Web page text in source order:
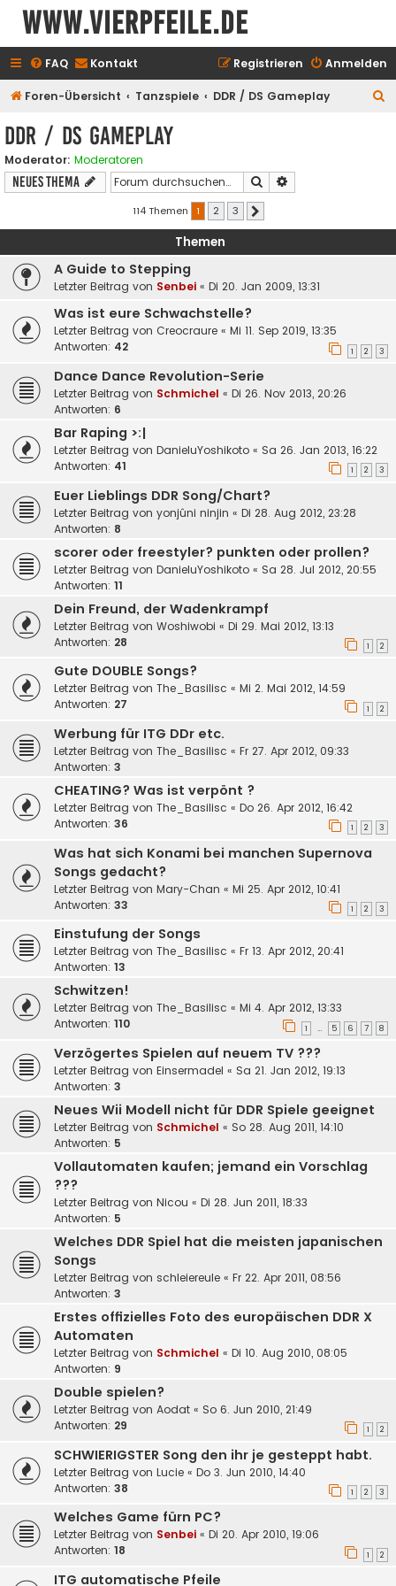
www.vierpfeile.de
FAQ Kontakt Anmelden
Registrieren
Foren-Übersicht Tanzspiele DDR / DS Gameplay
DDR / DS Gameplay
Moderator: Moderatoren
Neues Thema Suche
114 Themen 1 2 3
Themen
A Guide to Stepping
Letzter Beitrag von Senbei « Di 20. Jan 2009, 13:31
Was ist eure Schwachstelle?
Letzter Beitrag von Creocraure « Mi 11. Sep 2019, 13:35
Antworten: 42 1 2 3
Dance Dance Revolution-Serie
Letzter Beitrag von Schmichel « Di 26. Nov 2013, 20:26
Antworten: 6
Bar Raping >:|
Letzter Beitrag von DanieluYoshikoto « Sa 26. Jan 2013, 16:22
Antworten: 41 1 2 3
Euer Lieblings DDR Song/Chart?
Letzter Beitrag von yonjûni ninjin « Di 28. Aug 2012, 23:28
Antworten: 8
scorer oder freestyler? punkten oder prollen?
Letzter Beitrag von DanieluYoshikoto « Sa 28. Jul 2012, 20:55
Antworten: 11
Dein Freund, der Wadenkrampf
Letzter Beitrag von Woshiwobi « Di 29. Mai 2012, 13:13
Antworten: 28 1 2
Gute DOUBLE Songs?
Letzter Beitrag von The_Basilisc « Mi 2. Mai 2012, 14:59
Antworten: 27 1 2
Werbung für ITG DDr etc.
Letzter Beitrag von The_Basilisc « Fr 27. Apr 2012, 09:33
Antworten: 3
CHEATING? Was ist verpönt ?
Letzter Beitrag von The_Basilisc « Do 26. Apr 2012, 16:42
Antworten: 36 1 2 3
Was hat sich Konami bei manchen Supernova
Songs gedacht?
Letzter Beitrag von Mary-Chan « Mi 25. Apr 2012, 10:41
Antworten: 33 1 2 3
Einstufung der Songs
Letzter Beitrag von The_Basilisc « Fr 13. Apr 2012, 20:41
Antworten: 13
Schwitzen!
Letzter Beitrag von The_Basilisc « Mi 4. Apr 2012, 13:33
Antworten: 110 1 … 5 6 7 8
Verzögertes Spielen auf neuem TV ???
Letzter Beitrag von Einsermadel « Sa 21. Jan 2012, 19:13
Antworten: 3
Neues Wii Modell nicht für DDR Spiele geeignet
Letzter Beitrag von Schmichel « So 28. Aug 2011, 14:10
Antworten: 5
Vollautomaten kaufen; jemand ein Vorschlag
???
Letzter Beitrag von Nicou « Di 28. Jun 2011, 18:33
Antworten: 5
Welches DDR Spiel hat die meisten japanischen
Songs
Letzter Beitrag von schleiereule « Fr 22. Apr 2011, 08:56
Antworten: 3
Erstes offizielles Foto des europäischen DDR X
Automaten
Letzter Beitrag von Schmichel « Di 10. Aug 2010, 08:05
Antworten: 9
Double spielen?
Letzter Beitrag von Aodat « So 6. Jun 2010, 21:49
Antworten: 29 1 2
SCHWIERIGSTER Song den ihr je gesteppt habt.
Letzter Beitrag von Lucie « Do 3. Jun 2010, 14:40
Antworten: 38 1 2 3
Welches Game fürn PC?
Letzter Beitrag von Senbei « Di 20. Apr 2010, 19:06
Antworten: 18 1 2
ITG automatische Pfeile